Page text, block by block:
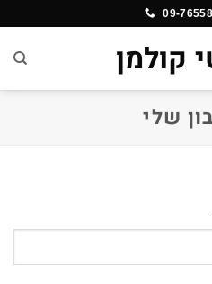
שלי